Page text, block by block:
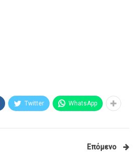
Twitter WhatsApp
Επόμενο